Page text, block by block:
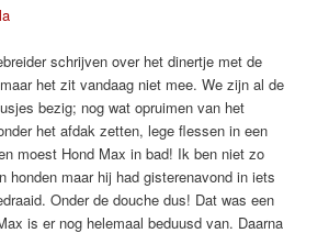
schrijven over het dinertje met de
het zit vandaag niet mee. We zijn al de
bezig; nog wat opruimen van het
het afdak zetten, lege flessen in een
moest Hond Max in bad! Ik ben niet zo
honden maar hij had gisterenavond in iets
Onder de douche dus! Dat was een
is er nog helemaal beduusd van. Daarna